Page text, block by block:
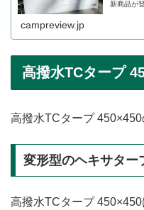
新商品が
campreview.jp
高撥水TCタープ
高撥水TCタープ 450×450
変形型のヘキサター
高撥水TCタープ 450×450